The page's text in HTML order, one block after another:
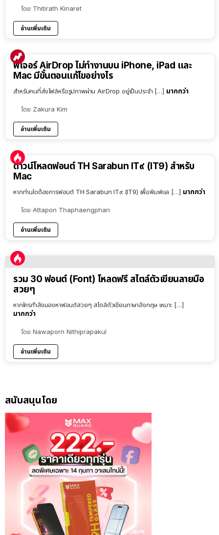
โดย Thitirath Kinaret
อ่านเพิ่มเติม
ฟีเจอร์ AirDrop ไม่ทำงานบน iPhone, iPad และ
Mac มีขั้นตอนแก้ไขอย่างไร
สำหรับคนที่ส่งไฟล์หรือรูปภาพผ่าน AirDrop อยู่เป็นประจำ […] มากกว่า
โดย Zakura Kim
อ่านเพิ่มเติม
ดาวน์โหลดฟอนต์ TH Sarabun IT๙ (IT9) สำหรับ
Mac
หากท่านใดต้องการฟอนต์ TH Sarabun IT๙ (IT9) เพื่อพิมพ์แล […] มากกว่า
โดย Attapon Thaphaengphan
อ่านเพิ่มเติม
รวม 30 ฟอนต์ (Font) โหลดฟรี สไตล์ตัวเขียนลายมือ
สวยๆ
หากใครกำลังมองหาฟอนต์สวยๆ สไตล์ตัวเขียนภาษาอังกฤษ เหมาะ […]
มากกว่า
โดย Nawaporn Nithiprapakul
อ่านเพิ่มเติม
สนับสนุนโดย